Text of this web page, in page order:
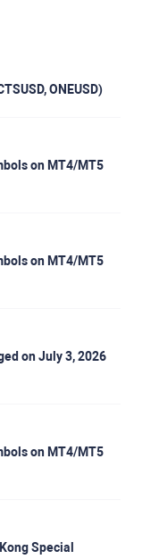
ONEUSD)
on MT4/MT5
on MT4/MT5
on July 3, 2026
on MT4/MT5
Special